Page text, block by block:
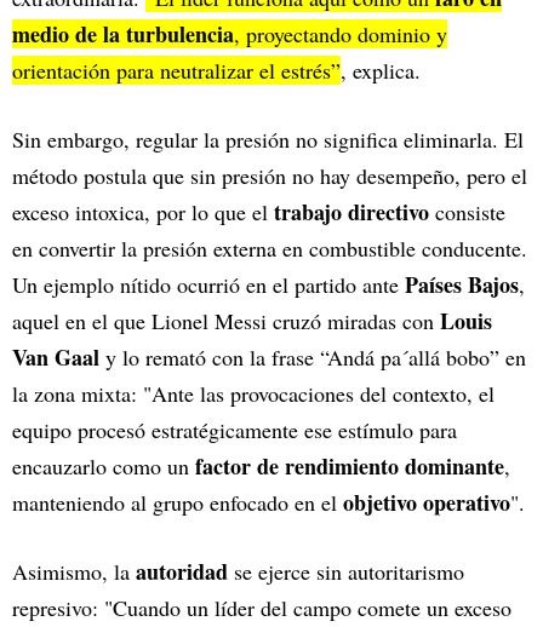
medio de la turbulencia, proyectando dominio y
orientación para neutralizar el estrés”, explica.
Sin embargo, regular la presión no significa eliminarla. El
método postula que sin presión no hay desempeño, pero el
exceso intoxica, por lo que el trabajo directivo consiste
en convertir la presión externa en combustible conducente.
Un ejemplo nítido ocurrió en el partido ante Países Bajos,
aquel en el que Lionel Messi cruzó miradas con Louis
Van Gaal y lo remató con la frase “Andá pa´allá bobo” en
la zona mixta: "Ante las provocaciones del contexto, el
equipo procesó estratégicamente ese estímulo para
encauzarlo como un factor de rendimiento dominante,
manteniendo al grupo enfocado en el objetivo operativo".
Asimismo, la autoridad se ejerce sin autoritarismo
represivo: "Cuando un líder del campo comete un exceso